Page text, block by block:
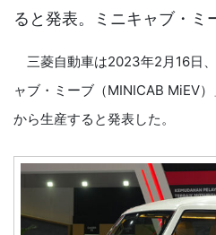
ると発表。ミニキャブ・ミ
三菱自動車は2023年2月16日
ャブ・ミーブ（MINICAB MiEV
から生産すると発表した。